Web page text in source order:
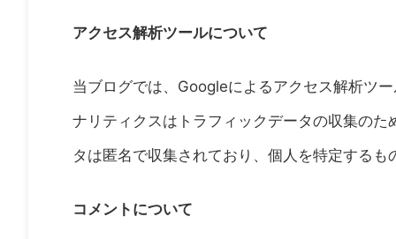
アクセス解析ツールについて
当ブログでは、Googleによるアクセス解析ツ
ナリティクスはトラフィックデータの収集の
タは匿名で収集されており、個人を特定するも
コメントについて